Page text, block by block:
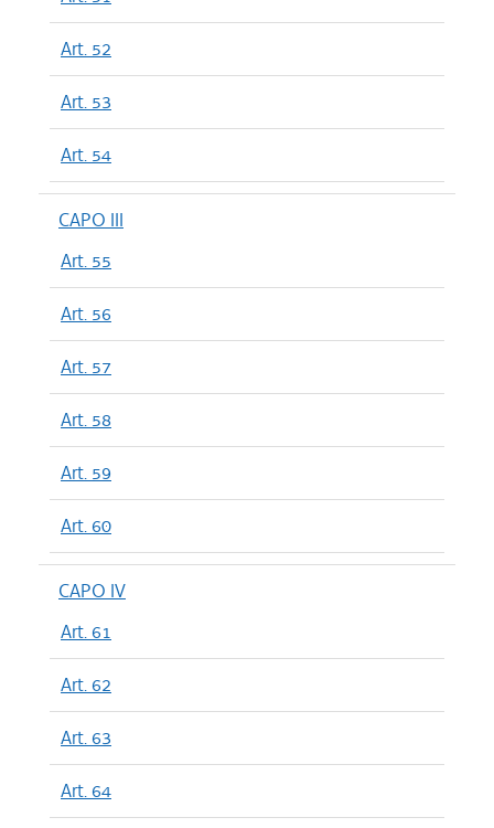
Art. 52
Art. 53
Art. 54
CAPO III
Art. 55
Art. 56
Art. 57
Art. 58
Art. 59
Art. 60
CAPO IV
Art. 61
Art. 62
Art. 63
Art. 64